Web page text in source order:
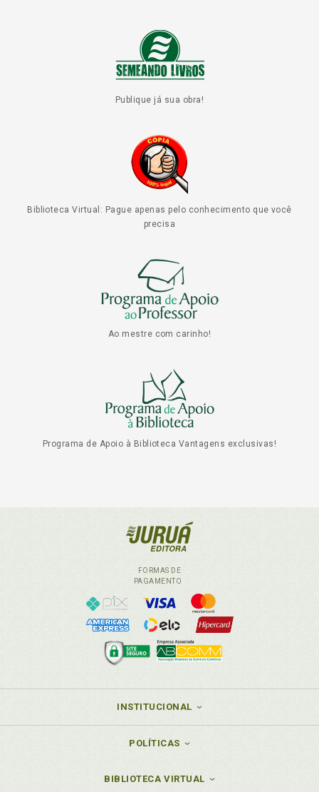
Publique já sua obra!
Biblioteca Virtual: Pague apenas pelo conhecimento que você
precisa
Ao mestre com carinho!
Programa de Apoio à Biblioteca Vantagens exclusivas!
FORMAS DE
PAGAMENTO
INSTITUCIONAL
POLÍTICAS
BIBLIOTECA VIRTUAL